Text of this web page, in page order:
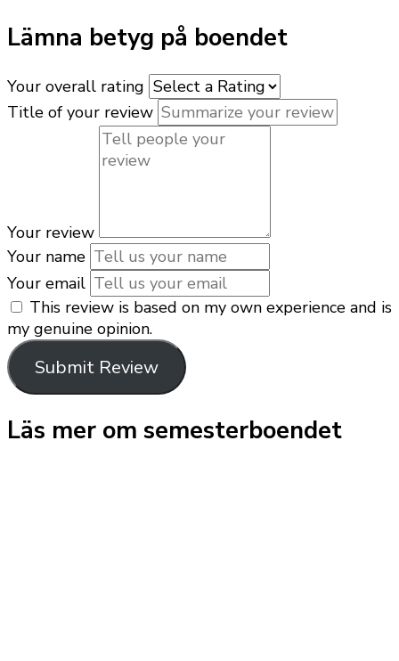
Lämna betyg på boendet
Your overall rating
Title of your review
Your review
Your name
Your email
This review is based on my own experience and is
my genuine opinion.
Submit Review
Läs mer om semesterboendet